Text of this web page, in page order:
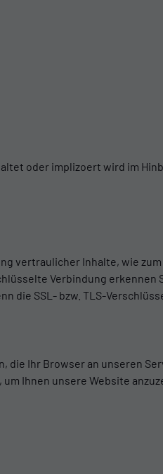
oder implizoert wird im
vertraulicher Inhalte, wie
Verbindung erkennen
die SSL- bzw. TLS-
Ihr Browser an unseren
Ihnen unsere Website